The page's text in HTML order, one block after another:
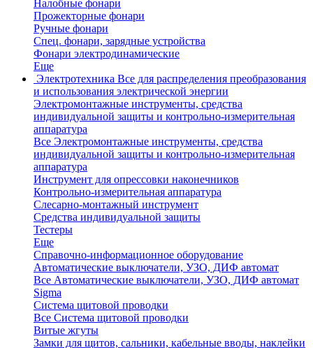
Налобные фонари
Прожекторные фонари
Ручные фонари
Спец. фонари, зарядные устройства
Фонари электродинамические
Еще
Электротехника Все для распределения преобразования
и использования электрической энергии
Электромонтажные инструменты, средства
индивидуальной защиты и контрольно-измерительная
аппаратура
Все Электромонтажные инструменты, средства
индивидуальной защиты и контрольно-измерительная
аппаратура
Инструмент для опрессовки наконечников
Контрольно-измерительная аппаратура
Слесарно-монтажный инструмент
Средства индивидуальной защиты
Тестеры
Еще
Справочно-информационное оборудование
Автоматические выключатели, УЗО, ДИФ автомат
Все Автоматические выключатели, УЗО, ДИФ автомат
Sigma
Система щитовой проводки
Все Система щитовой проводки
Витые жгуты
Замки для щитов, сальники, кабельные вводы, наклейки